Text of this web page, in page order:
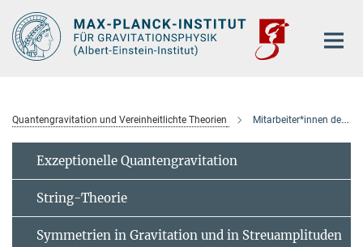
Hauptinhalt
Quantengravitation und Vereinheitlichte Theorien Mitarbeiter*innen der Abteilung
Exzeptionelle Quantengravitation
String-Theorie
Symmetrien in Gravitation und in Streuamplituden